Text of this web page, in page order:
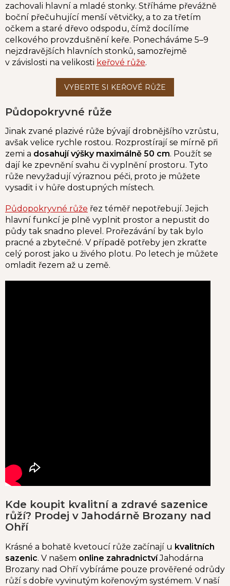
zachovali hlavní a mladé stonky. Stříháme převážně
boční přečuhující menší větvičky, a to za třetím
očkem a staré dřevo odspodu, čímž docílíme
celkového provzdušnění keře. Ponecháváme 5–9
nejzdravějších hlavních stonků, samozřejmě
v závislosti na velikosti keřové růže.
Půdopokryvné růže
Jinak zvané plazivé růže bývají drobnějšího vzrůstu,
avšak velice rychle rostou. Rozprostírají se mírně při
zemi a dosahují výšky maximálně 50 cm. Použít se
dají ke zpevnění svahu či vyplnění prostoru. Tyto
růže nevyžadují výraznou péči, proto je můžete
vysadit i v hůře dostupných místech.
Půdopokryvné růže řez téměř nepotřebují. Jejich
hlavní funkcí je plně vyplnit prostor a nepustit do
půdy tak snadno plevel. Prořezávání by tak bylo
pracné a zbytečné. V případě potřeby jen zkraťte
celý porost jako u živého plotu. Po letech je můžete
omladit řezem až u země.
Kde koupit kvalitní a zdravé sazenice
růží? Prodej v Jahodárně Brozany nad
Ohří
Krásné a bohatě kvetoucí růže začínají u kvalitních
sazenic. V našem online zahradnictvíJahodárna
Brozany nad Ohří vybíráme pouze prověřené odrůdy
růží s dobře vyvinutým kořenovým systémem. V naší